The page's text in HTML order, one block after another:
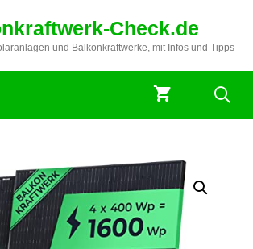
Check.de
und Balkonkraftwerke, mit Infos und Tipps